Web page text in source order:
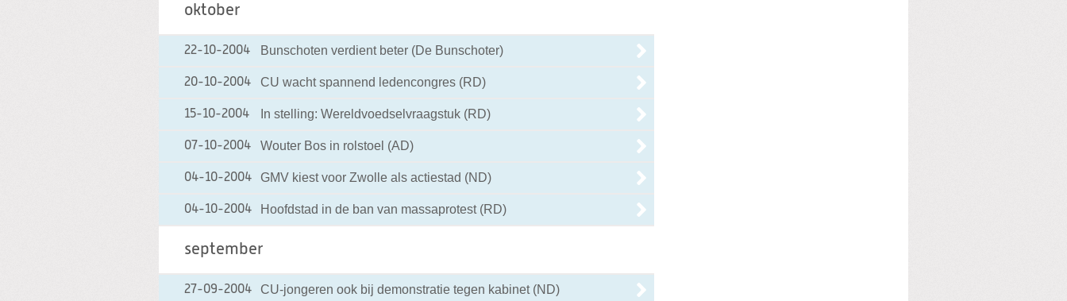
oktober
22-10-2004 Bunschoten verdient beter (De Bunschoter)
20-10-2004 CU wacht spannend ledencongres (RD)
15-10-2004 In stelling: Wereldvoedselvraagstuk (RD)
07-10-2004 Wouter Bos in rolstoel (AD)
04-10-2004 GMV kiest voor Zwolle als actiestad (ND)
04-10-2004 Hoofdstad in de ban van massaprotest (RD)
september
27-09-2004 CU-jongeren ook bij demonstratie tegen kabinet (ND)